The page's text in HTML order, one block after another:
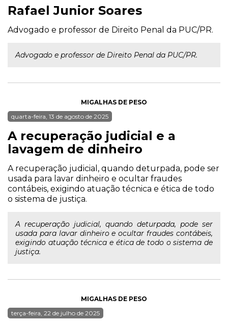
Rafael Junior Soares
Advogado e professor de Direito Penal da PUC/PR.
Advogado e professor de Direito Penal da PUC/PR.
MIGALHAS DE PESO
quarta-feira, 13 de agosto de 2025
A recuperação judicial e a
lavagem de dinheiro
A recuperação judicial, quando deturpada, pode ser
usada para lavar dinheiro e ocultar fraudes
contábeis, exigindo atuação técnica e ética de todo
o sistema de justiça.
A recuperação judicial, quando deturpada, pode ser
usada para lavar dinheiro e ocultar fraudes contábeis,
exigindo atuação técnica e ética de todo o sistema de
justiça.
MIGALHAS DE PESO
terça-feira, 22 de julho de 2025